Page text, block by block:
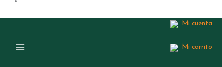
Mi cuenta
Mi carrito